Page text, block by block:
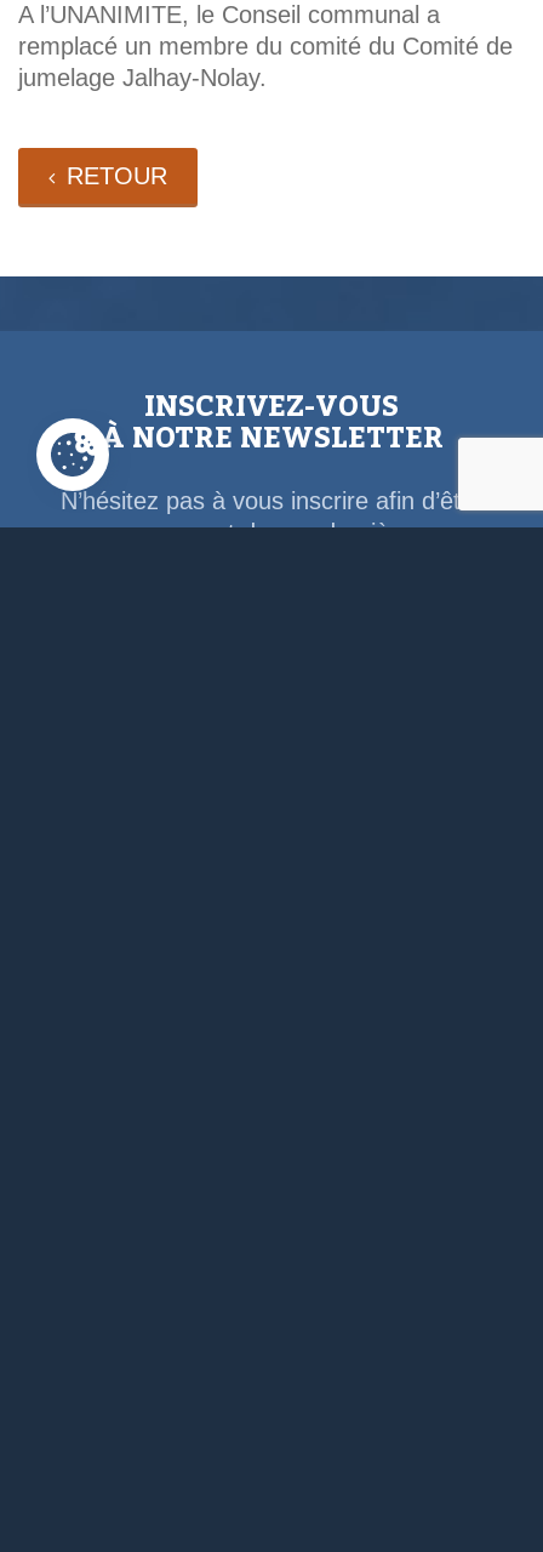
A l’UNANIMITE, le Conseil communal a
remplacé un membre du comité du Comité de
jumelage Jalhay-Nolay.
RETOUR
INSCRIVEZ-VOUS
À NOTRE NEWSLETTER
N’hésitez pas à vous inscrire afin d’être
au courant de nos dernières